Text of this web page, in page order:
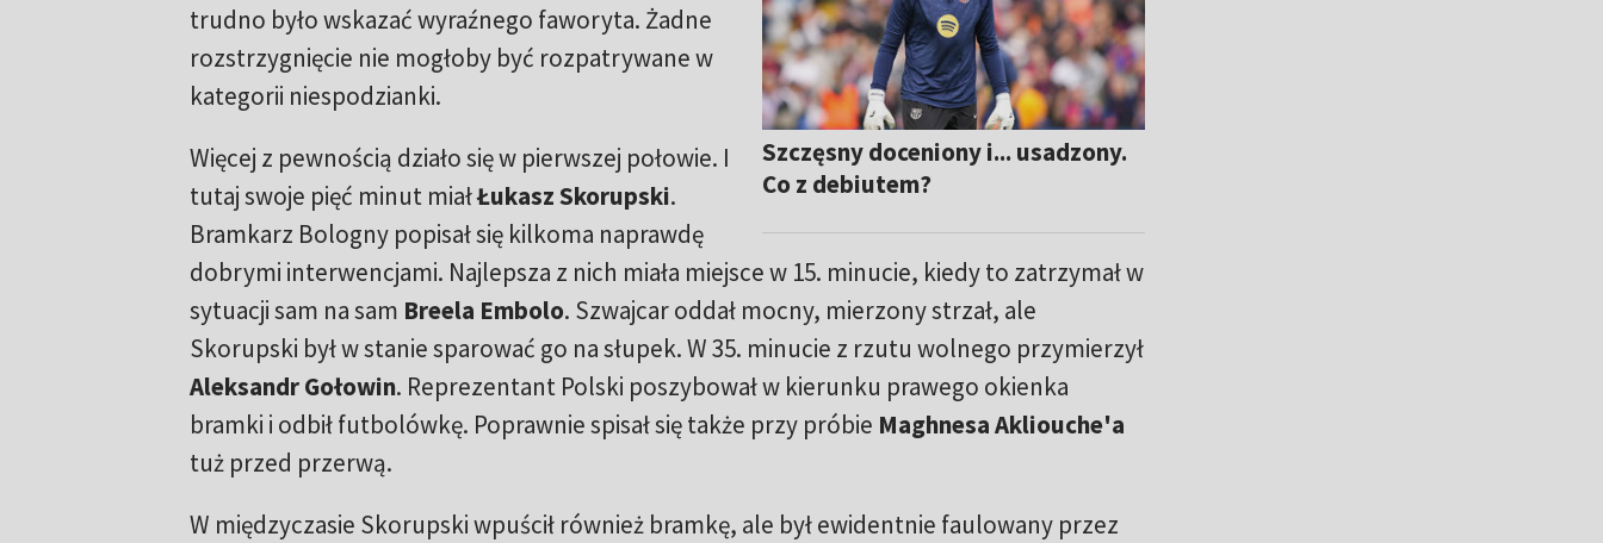
Szczęsny doceniony i... usadzony.
Co z debiutem?
trudno było wskazać wyraźnego faworyta. Żadne
rozstrzygnięcie nie mogłoby być rozpatrywane w
kategorii niespodzianki.
Więcej z pewnością działo się w pierwszej połowie. I
tutaj swoje pięć minut miałŁukasz Skorupski.
Bramkarz Bologny popisał się kilkoma naprawdę
dobrymi interwencjami. Najlepsza z nich miała miejsce w 15. minucie, kiedy to zatrzymał w
sytuacji sam na sam Breela Embolo. Szwajcar oddał mocny, mierzony strzał, ale
Skorupski był w stanie sparować go na słupek. W 35. minucie z rzutu wolnego przymierzył
Aleksandr Gołowin. Reprezentant Polski poszybował w kierunku prawego okienka
bramki i odbił futbolówkę. Poprawnie spisał się także przy próbie Maghnesa Akliouche'a
tuż przed przerwą.
W międzyczasie Skorupski wpuścił również bramkę, ale był ewidentnie faulowany przez